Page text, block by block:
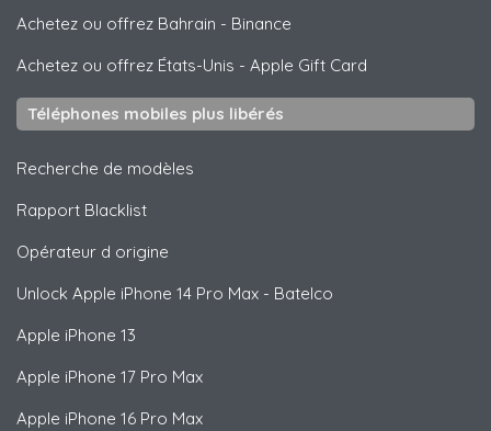
Achetez ou offrez Bahrain - Binance
Achetez ou offrez États-Unis - Apple Gift Card
Téléphones mobiles plus libérés
Recherche de modèles
Rapport Blacklist
Opérateur d origine
Unlock Apple iPhone 14 Pro Max - Batelco
Apple iPhone 13
Apple iPhone 17 Pro Max
Apple iPhone 16 Pro Max